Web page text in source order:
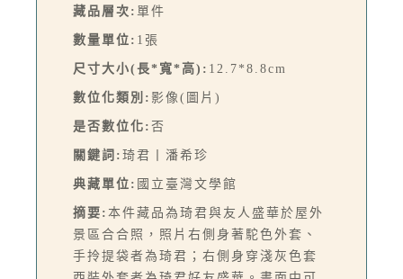
藏品層次: 單件
數量單位: 1張
尺寸大小(長*寬*高): 12.7*8.8cm
數位化類別: 影像(圖片)
是否數位化: 否
關鍵詞: 琦君丨潘希珍
典藏單位: 國立臺灣文學館
摘要: 本件藏品為琦君與友人盛華於屋外
景區合合照，照片右側身著駝色外套、
手拎提袋者為琦君；右側身穿淺灰色套